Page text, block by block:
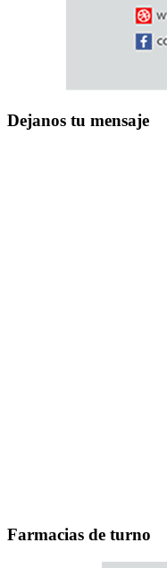
Dejanos tu mensaje
Farmacias de turno